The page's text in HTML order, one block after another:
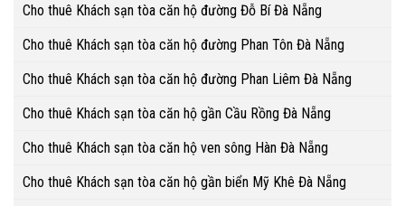
Cho thuê Khách sạn tòa căn hộ đường Đỗ Bí Đà Nẵng
Cho thuê Khách sạn tòa căn hộ đường Phan Tôn Đà Nẵng
Cho thuê Khách sạn tòa căn hộ đường Phan Liêm Đà Nẵng
Cho thuê Khách sạn tòa căn hộ gần Cầu Rồng Đà Nẵng
Cho thuê Khách sạn tòa căn hộ ven sông Hàn Đà Nẵng
Cho thuê Khách sạn tòa căn hộ gần biển Mỹ Khê Đà Nẵng